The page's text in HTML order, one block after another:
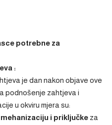
potrebne za
:
je dan nakon objave ove
podnošenje zahtjeva i
u okviru mjera su:
i priključke za